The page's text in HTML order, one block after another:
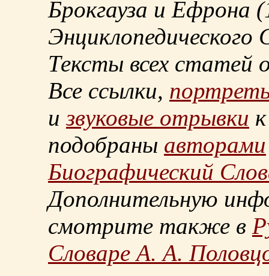
Брокгауза и Ефрона
Энциклопедического
Тексты всех статей
Все ссылки,
извуковые отрывки
подобраны авторами
Биографический
Дополнительную
смотрите также в
Словаре А. А.